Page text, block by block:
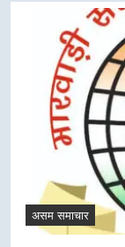
असम समाचार